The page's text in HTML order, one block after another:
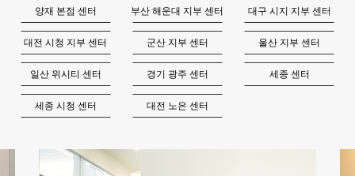
양재 본점 센터 부산 해운대 지부 센터 대구 시지 지부 센터
대전 시청 지부 센터 군산 지부 센터 울산 지부 센터
일산 위시티 센터 경기 광주 센터 세종 센터
세종 시청 센터 대전 노은 센터